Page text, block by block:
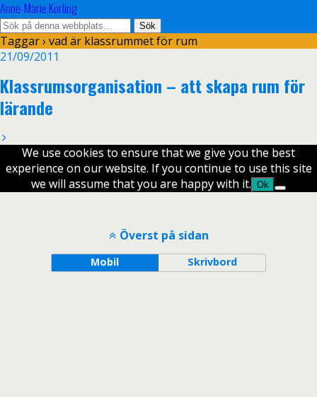
Anne-Marie Körling
Taggar › vad är klassrummet för rum
21/09/2011
Klassrumsorganisation – att skapa rum för
lärande
We use cookies to ensure that we give you the best
experience on our website. If you continue to use this site
we will assume that you are happy with it. Ok
Överst på sidan
Mobil Skrivbord